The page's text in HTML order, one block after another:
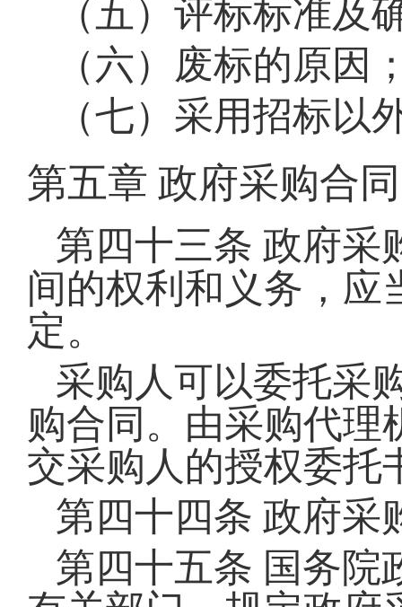
（五）评标标准及
（六）废标的原因
（七）采用招标以
第五章 政府采购合同
第四十三条 政府采
间的权利和义务，应
定。
采购人可以委托采
购合同。由采购代理
交采购人的授权委托
第四十四条 政府采
第四十五条 国务院